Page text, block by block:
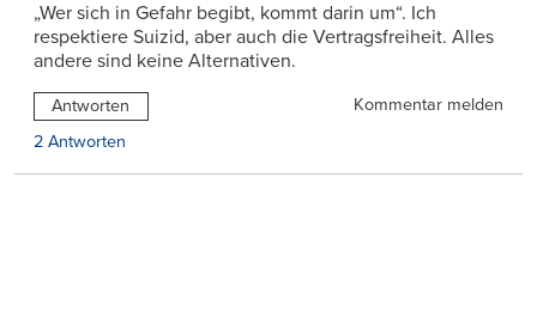
„Wer sich in Gefahr begibt, kommt darin um“. Ich
respektiere Suizid, aber auch die Vertragsfreiheit. Alles
andere sind keine Alternativen.
Antworten
Kommentar melden
2 Antworten